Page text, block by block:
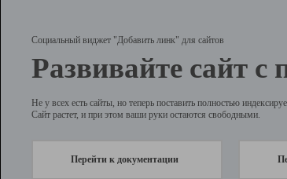
Социальный виджет "Добавить линк" для сайтов
Развивайте сайт
Не у всех есть сайты, но теперь поставить полностью
Сайт растет, и при этом ваши руки остаются свободными.
Перейти к документации